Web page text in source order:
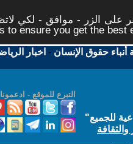
على الزر - موافق - لكي
to ensure you get the best
أنباء حقوق الإنسان - اخبار
التبرع للموقع - ادعمونا
للجميع"